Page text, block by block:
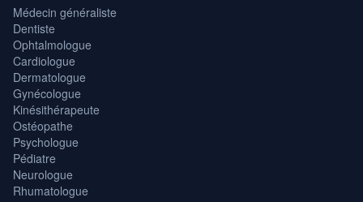
Médecin généraliste
Dentiste
Ophtalmologue
Cardiologue
Dermatologue
Gynécologue
Kinésithérapeute
Ostéopathe
Psychologue
Pédiatre
Neurologue
Rhumatologue